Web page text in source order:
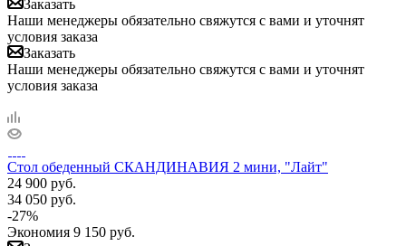
Заказать
Наши менеджеры обязательно свяжутся с вами и уточнят
условия заказа
Заказать
Наши менеджеры обязательно свяжутся с вами и уточнят
условия заказа
Стол обеденный СКАНДИНАВИЯ 2 мини, "Лайт"
24 900 руб.
34 050 руб.
-27%
Экономия 9 150 руб.